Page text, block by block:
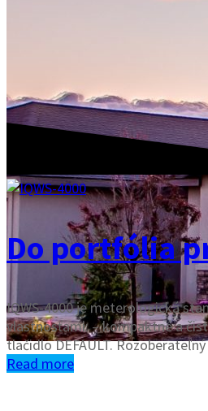
Do portfólia
IQWS-4000 je meterologická
vlastnosťami: – kompaktné a
tlačidlo DEFAULT.
Read more